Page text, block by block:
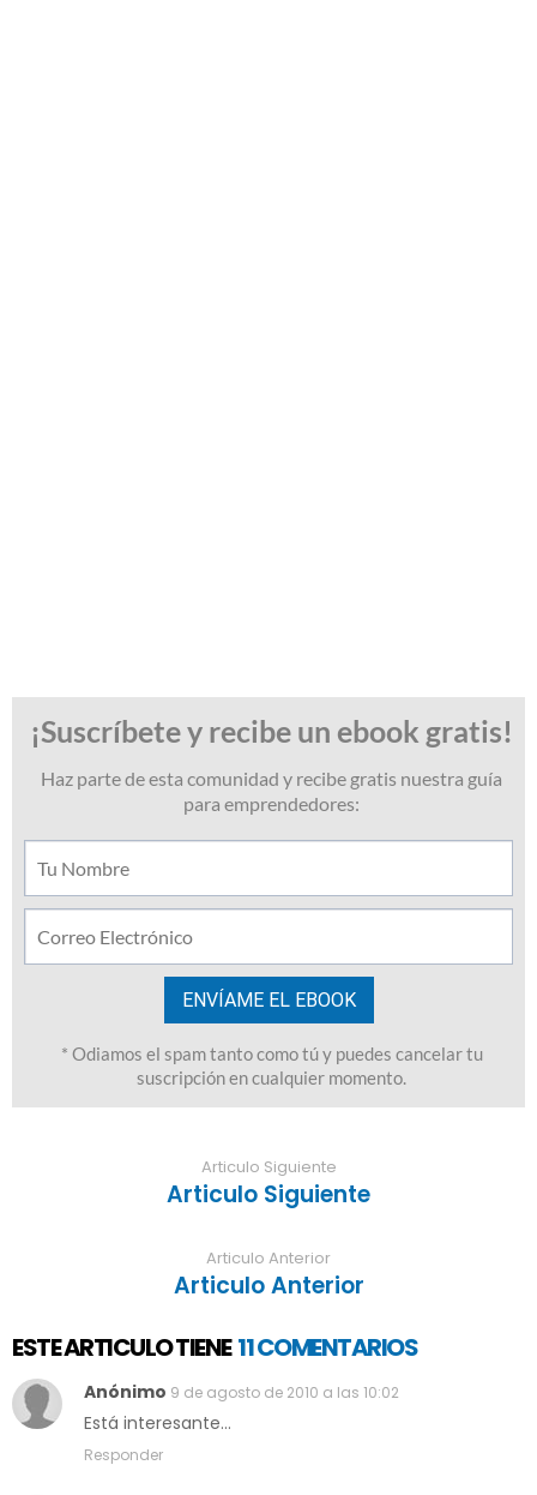
Articulo Siguiente
Articulo Siguiente
Articulo Anterior
Articulo Anterior
ESTE ARTICULO TIENE 11 COMENTARIOS
Anónimo 9 de agosto de 2010 a las 10:02
Está interesante...
Responder